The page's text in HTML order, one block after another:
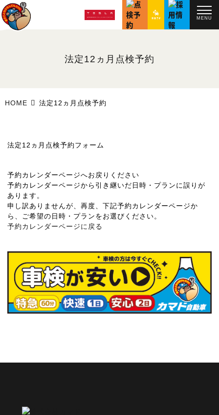
MENU
法定12ヵ月点検予約
HOME 法定12ヵ月点検予約
法定12ヵ月点検予約フォーム
予約カレンダーページへお戻りください
予約カレンダーページから引き継いだ日時・プランに誤りが
あります。
申し訳ありませんが、再度、下記予約カレンダーページか
ら、ご希望の日時・プランをお選びください。
予約カレンダーページに戻る